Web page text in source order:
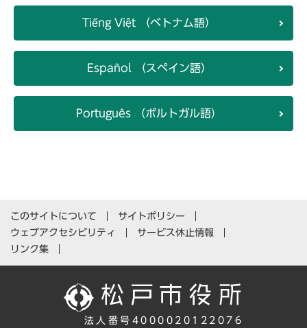
Tiếng Việt （ベトナム語）
Español （スペイン語）
Português （ポルトガル語）
このサイトについて
サイトポリシー
ウェブアクセシビリティ
サービス休止情報
リンク集
法人番号4000020122076